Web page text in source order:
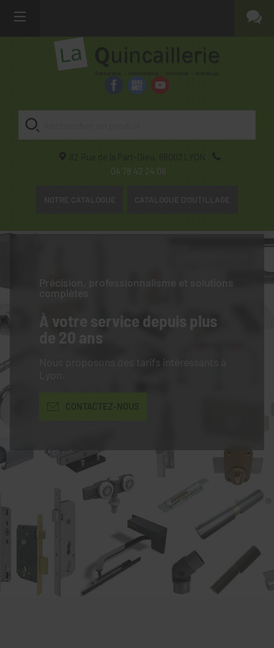
82 Rue de la Part-Dieu, 69003
LYON
04 78 42 24 08
NOTRE CATALOGUE CATALOGUE D'OUTILLAGE
Précision, professionnalisme et solutions
complètes
À votre service depuis plus
de 20 ans
Nous proposons des tarifs intéressants à
CONTACTEZ-NOUS